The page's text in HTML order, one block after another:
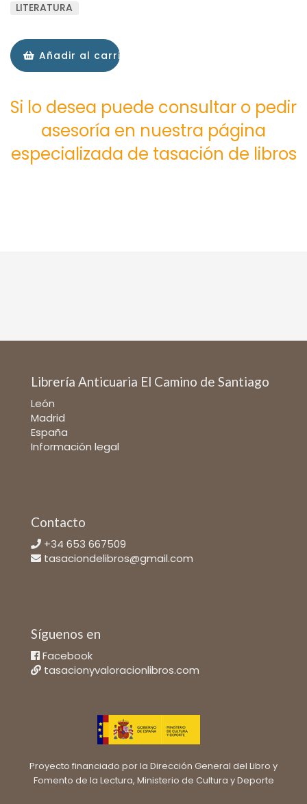
LITERATURA
Añadir al carrito
Si lo desea puede consultar o pedir
asesoría en nuestra página
especializada de tasación de libros
Librería Anticuaria El Camino de Santiago
León
Madrid
España
Información legal
Contacto
+34 653 667509
tasaciondelibros@gmail.com
Síguenos en
Facebook
tasacionyvaloracionlibros.com
Proyecto financiado por la Dirección General del Libro y
Fomento de la Lectura, Ministerio de Cultura y Deporte